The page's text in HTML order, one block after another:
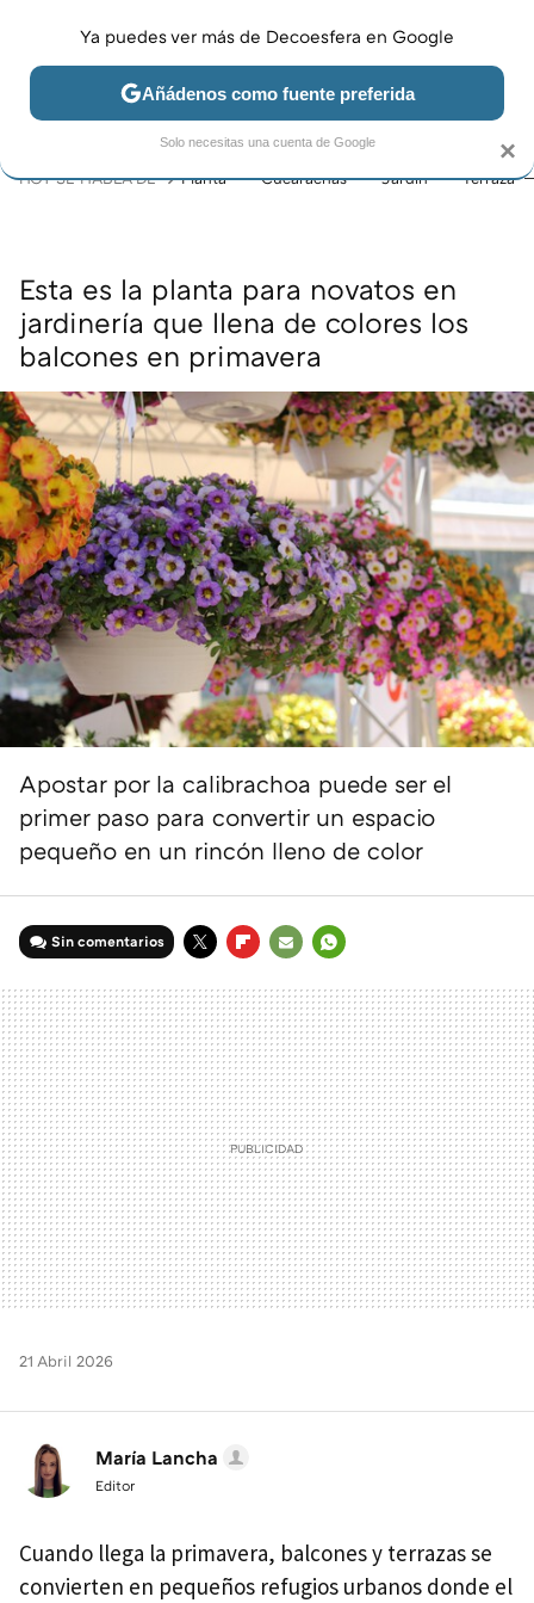
JARDÍN Y TERRAZA SALÓN DORMITORIO COCINA
HOY SE HABLA DE Planta Cucarachas Jardín Terraza
Esta es la planta para novatos en
jardinería que llena de colores los
balcones en primavera
Apostar por la calibrachoa puede ser el
primer paso para convertir un espacio
pequeño en un rincón lleno de color
Sin comentarios
MAIL
21 Abril 2026
María Lancha
Editor
Cuando llega la primavera, balcones y terrazas se
convierten en pequeños refugios urbanos donde el
×
Ya puedes ver más de Decoesfera en Google
Añádenos como fuente preferida
Solo necesitas una cuenta de Google